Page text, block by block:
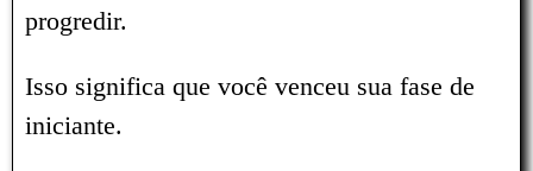
progredir.
Isso significa que você venceu sua fase de
iniciante.